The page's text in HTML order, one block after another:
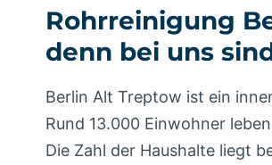
Rohrreinigung
denn bei uns
Berlin Alt Treptow ist ein
Rund 13.000 Einwohner
Die Zahl der Haushalte liegt